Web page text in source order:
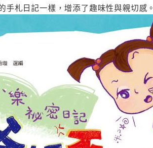
札日記一樣，增添了趣味性與親切感。